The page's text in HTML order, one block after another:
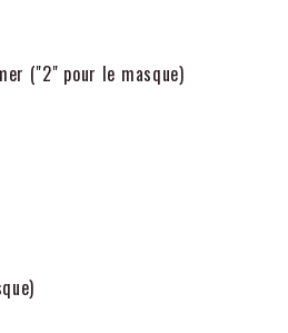
("2" pour le masque)